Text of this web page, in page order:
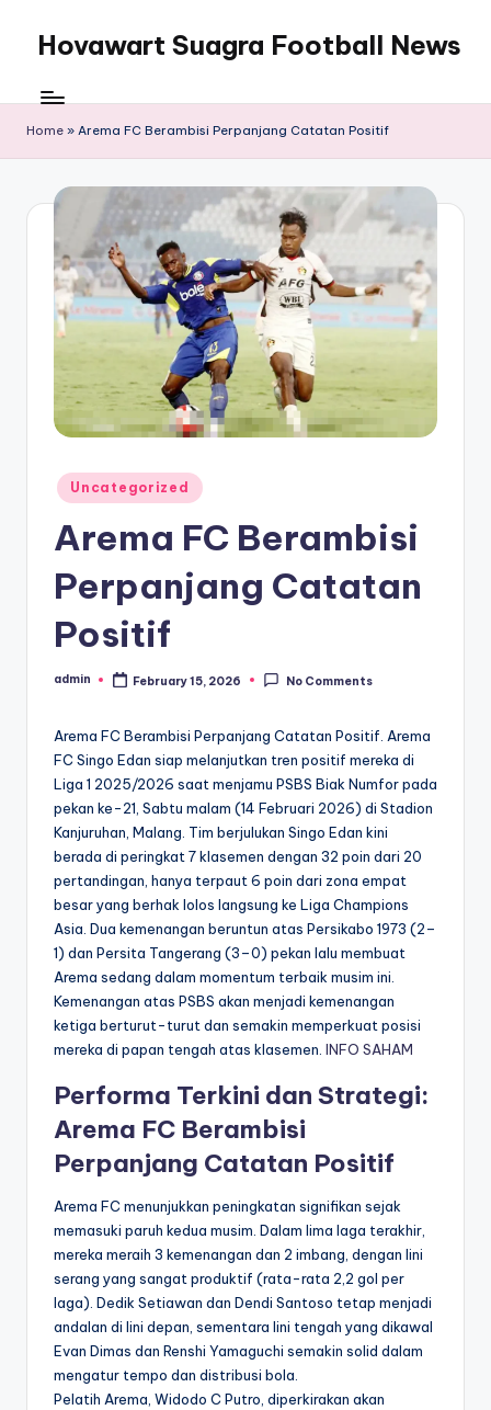
content
Hovawart Suagra Football News
Suagra
Football
News
berita
terkini
Home » Arema FC Berambisi Perpanjang Catatan Positif
Posted
in
Uncategorized
Arema FC Berambisi
Perpanjang Catatan
Positif
Posted
admin February 15, 2026 No Comments
Arema FC Berambisi Perpanjang Catatan Positif. Arema
FC Singo Edan siap melanjutkan tren positif mereka di
Liga 1 2025/2026 saat menjamu PSBS Biak Numfor pada
pekan ke-21, Sabtu malam (14 Februari 2026) di Stadion
Kanjuruhan, Malang. Tim berjulukan Singo Edan kini
berada di peringkat 7 klasemen dengan 32 poin dari 20
pertandingan, hanya terpaut 6 poin dari zona empat
besar yang berhak lolos langsung ke Liga Champions
Asia. Dua kemenangan beruntun atas Persikabo 1973 (2–
1) dan Persita Tangerang (3–0) pekan lalu membuat
Arema sedang dalam momentum terbaik musim ini.
Kemenangan atas PSBS akan menjadi kemenangan
ketiga berturut-turut dan semakin memperkuat posisi
mereka di papan tengah atas klasemen. INFO SAHAM
Performa Terkini dan Strategi:
Arema FC Berambisi
Perpanjang Catatan Positif
Arema FC menunjukkan peningkatan signifikan sejak
memasuki paruh kedua musim. Dalam lima laga terakhir,
mereka meraih 3 kemenangan dan 2 imbang, dengan lini
serang yang sangat produktif (rata-rata 2,2 gol per
laga). Dedik Setiawan dan Dendi Santoso tetap menjadi
andalan di lini depan, sementara lini tengah yang dikawal
Evan Dimas dan Renshi Yamaguchi semakin solid dalam
mengatur tempo dan distribusi bola.
Pelatih Arema, Widodo C Putro, diperkirakan akan